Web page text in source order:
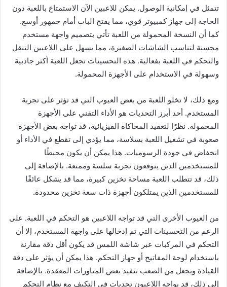
تتمثل في إمكانية الوصول. يمكن للاعبين الآن الاستمتاع باللعبة دون
الحاجة إلى جهاز كمبيوتر قوي، مما يفتح الباب أمام جمهور أوسع.
كما أن النسخة المحمولة من اللعبة تأتي بتصميم واجهة مستخدم
محسنة لتناسب الشاشات الصغيرة، مما يسهل على اللاعبين التنقل
والتحكم في اللعبة بفعالية. هذه التحسينات تجعل اللعبة أكثر جاذبية
وسهولة في الاستخدام على الأجهزة المحمولة.
ومع ذلك، لا تخلو اللعبة من بعض العيوب التي قد تؤثر على تجربة
المستخدم. أحد أبرز التحديات هو الأداء التقني على الأجهزة
المحمولة. نظرًا لتعقيد المحاكاة الفيزيائية، قد تواجه بعض الأجهزة
صعوبة في تشغيل اللعبة بسلاسة، مما يؤدي إلى تقطع في الأداء أو
انخفاض في جودة الرسوميات. هذا يمكن أن يكون محبطًا
للمستخدمين الذين يتوقعون تجربة سلسة وممتعة. بالإضافة إلى
ذلك، قد تتطلب اللعبة مساحة تخزين كبيرة، مما قد يشكل عائقًا
للمستخدمين الذين يمتلكون أجهزة ذات سعة تخزين محدودة.
من العيوب الأخرى التي قد تواجه اللاعبين هو التحكم في اللعبة. على
الرغم من التحسينات التي تم إدخالها على واجهة المستخدم، إلا أن
التحكم في المركبات عبر شاشة اللمس قد يكون أقل دقة مقارنة
باستخدام لوحة المفاتيح أو جهاز التحكم. هذا يمكن أن يؤثر على دقة
القيادة ويجعل من الصعب تنفيذ بعض المناورات المعقدة. بالإضافة
إلى ذلك، قد يواجه اللاعبون تحديات في التكيف مع نظام التحكم